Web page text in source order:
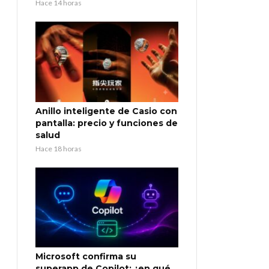
Hace 14 horas
Anillo inteligente de Casio con
pantalla: precio y funciones de
salud
Hace 18 horas
Microsoft confirma su